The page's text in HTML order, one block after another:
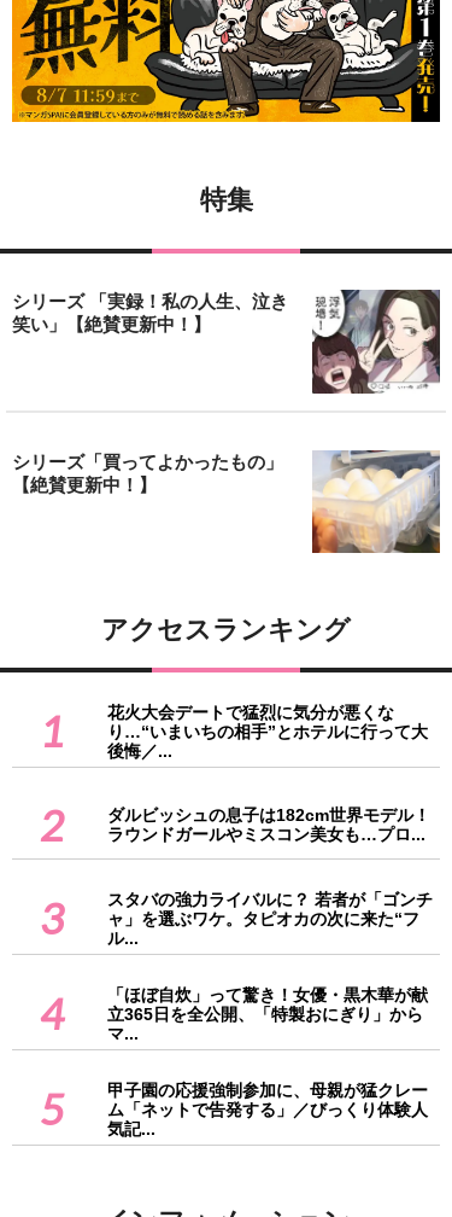
特集
シリーズ 「実録！私の人生、泣き
笑い」【絶賛更新中！】
シリーズ「買ってよかったもの」
【絶賛更新中！】
アクセスランキング
1
花火大会デートで猛烈に気分が悪くな
り…“いまいちの相手”とホテルに行って大
後悔／...
2
ダルビッシュの息子は182cm世界モデル！
ラウンドガールやミスコン美女も…プロ...
3
スタバの強力ライバルに？ 若者が「ゴンチ
ャ」を選ぶワケ。タピオカの次に来た“フ
ル...
4
「ほぼ自炊」って驚き！女優・黒木華が献
立365日を全公開、「特製おにぎり」から
マ...
5
甲子園の応援強制参加に、母親が猛クレー
ム「ネットで告発する」／びっくり体験人
気記...